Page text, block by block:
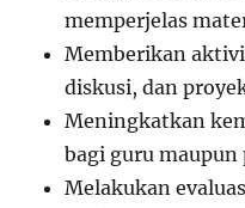
memperjelas
Memberikan
diskusi, dan
Meningkatkan
bagi guru maupun
Melakukan